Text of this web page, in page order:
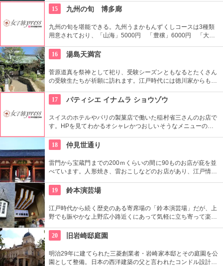
ップル畑があり、沖縄の風景そのものという感じです。
15 九州の旬 博多廊
九州の旬を堪能できる。九州うまかもんずくしコースは3種類
用意されており、「山海」5000円 「豊穣」6000円 「大
45名まで対応可能。
16 湯島天満宮
菅原道真を祭神として祀り、受験シーズンともなるとたくさん
の受験生たちが祈願に訪れます。江戸時代には徳川家からも尊
おり、境内には約300本もの梅があり、毎年時期になるとかぐ
わしい香りを漂わせます。2月上旬〜3月上旬には梅祭りも開催
されて賑わいます。
17 パティシエ イナムラ ショウゾウ
スイスのホテルやパリの製菓店で働いた稲村省三さんのお店で
す。HPを見てわかるオシャレかつおしいそうなメニューの
を絶えません。
18 仲見世通り
雷門から宝蔵門までの200ｍくらいの間に90ものお店が庇を並
べています。人形焼き、雷おこしなどのお店があり、江戸情緒
19
鈴本演芸場
江戸時代から続く歴史のある寄席場の「鈴本演芸場」だが、上
野でも賑やかな上野広小路近くにあって気軽に立ち寄って楽し
ず入ってみてはいかがでしょう。
20 旧岩崎邸庭園
明治29年に建てられた三菱創業者・岩崎家本邸とその庭園を公
園として整備。日本の西洋建築の父と言われたコンドル設計の